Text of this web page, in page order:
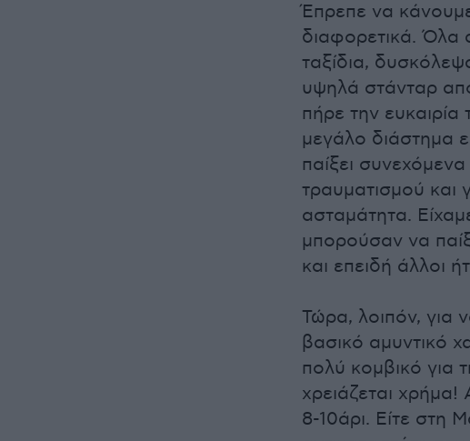
Έπρεπε να
διαφορετικά. Όλα
ταξίδια,
υψηλά στάνταρ
πήρε την
μεγάλο διάστημα
παίξει
τραυματισμού και
ασταμάτητα.
μπορούσαν να
και επειδή άλλοι
Τώρα, λοιπόν, για
βασικό αμυντικό
πολύ κομβικό για
χρειάζεται χρήμα!
8-10άρι. Είτε στη